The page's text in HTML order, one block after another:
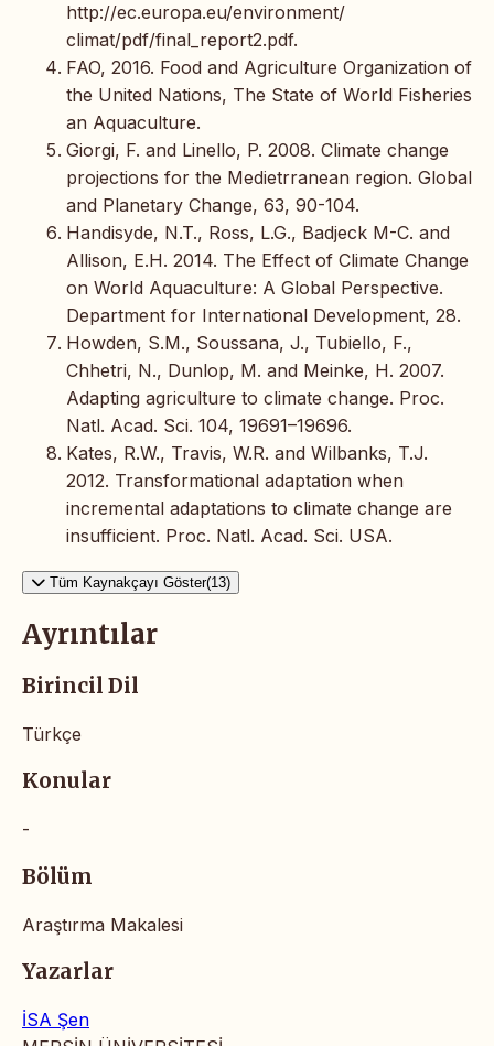
http://ec.europa.eu/environment/
climat/pdf/final_report2.pdf.
FAO, 2016. Food and Agriculture Organization of
the United Nations, The State of World Fisheries
an Aquaculture.
Giorgi, F. and Linello, P. 2008. Climate change
projections for the Medietrranean region. Global
and Planetary Change, 63, 90-104.
Handisyde, N.T., Ross, L.G., Badjeck M-C. and
Allison, E.H. 2014. The Effect of Climate Change
on World Aquaculture: A Global Perspective.
Department for International Development, 28.
Howden, S.M., Soussana, J., Tubiello, F.,
Chhetri, N., Dunlop, M. and Meinke, H. 2007.
Adapting agriculture to climate change. Proc.
Natl. Acad. Sci. 104, 19691–19696.
Kates, R.W., Travis, W.R. and Wilbanks, T.J.
2012. Transformational adaptation when
incremental adaptations to climate change are
insufficient. Proc. Natl. Acad. Sci. USA.
Tüm Kaynakçayı Göster(13)
Ayrıntılar
Birincil Dil
Türkçe
Konular
-
Bölüm
Araştırma Makalesi
Yazarlar
İSA Şen